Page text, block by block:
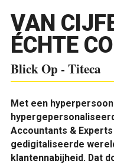
VAN
ÉCHTE
Blick Op - Titeca
Met een
Accountants &
gedigitaliseerde
klantennabijheid. Dat